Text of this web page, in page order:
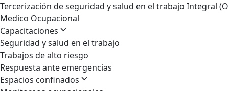
Tercerización de seguridad y salud en el trabajo Integral
Medico Ocupacional
Capacitaciones
Seguridad y salud en el trabajo
Trabajos de alto riesgo
Respuesta ante emergencias
Espacios confinados